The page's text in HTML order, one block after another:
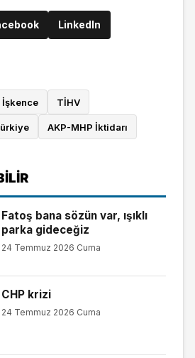
LinkedIn
İşkence TİHV
AKP-MHP İktidarı
Fatoş bana sözün var, ışıklı
parka gideceğiz
24 Temmuz 2026 Cuma
CHP krizi
24 Temmuz 2026 Cuma